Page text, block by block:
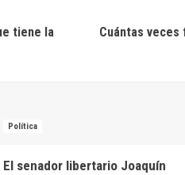
tiene la
Cuántas
Política
El senador libertario Joaquín